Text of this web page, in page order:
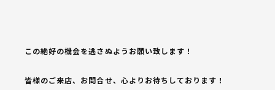
この絶好の機会を逃さぬようお願い致します！
皆様のご来店、お問合せ、心よりお待ちしております！